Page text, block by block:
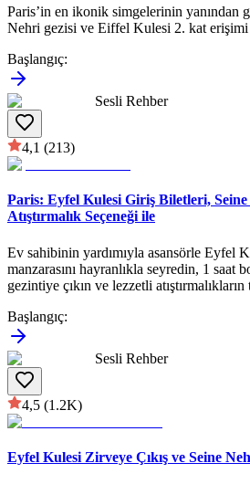
Paris’in en ikonik simgelerinin yanından
Nehri gezisi ve Eiffel Kulesi 2. kat erişimi
Başlangıç:
Sesli Rehber
4,1 (213)
Paris: Eyfel Kulesi Giriş Biletleri,
Atıştırmalık Seçeneği ile
Ev sahibinin yardımıyla asansörle Eyfel
manzarasını hayranlıkla seyredin, 1 saat
gezintiye çıkın ve lezzetli atıştırmalıkların
Başlangıç:
Sesli Rehber
4,5 (1.2K)
Eyfel Kulesi Zirveye Çıkış ve Seine